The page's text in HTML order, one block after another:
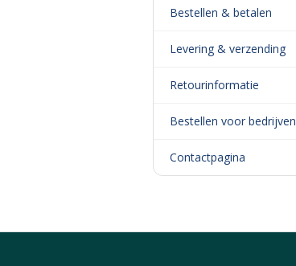
Bestellen & betalen
Levering & verzending
Retourinformatie
Bestellen voor bedrijven
Contactpagina